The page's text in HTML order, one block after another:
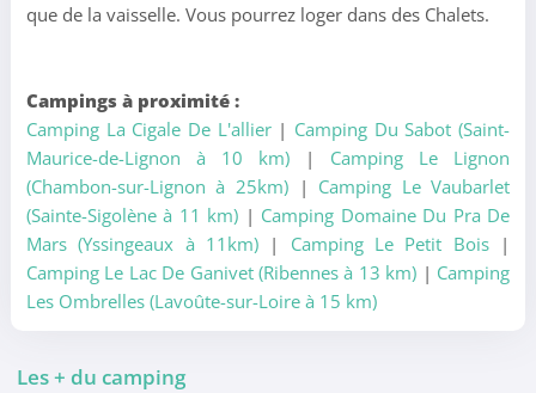
que de la vaisselle. Vous pourrez loger dans des Chalets.
Campings à proximité :
Camping La Cigale De L'allier| Camping Du Sabot (Saint-
Maurice-de-Lignon à 10 km)| Camping Le Lignon
(Chambon-sur-Lignon à 25km)| Camping Le Vaubarlet
(Sainte-Sigolène à 11 km) | Camping Domaine Du Pra De
Mars (Yssingeaux à 11km)| Camping Le Petit Bois |
Camping Le Lac De Ganivet (Ribennes à 13 km) | Camping
Les Ombrelles (Lavoûte-sur-Loire à 15 km)
Les + du camping